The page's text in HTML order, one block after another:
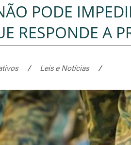
PODE
RESPONDE A
/ Leis e Notícias /